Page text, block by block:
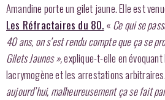
Amandine porte un gilet jaune. Elle est
Les Réfractaires du 80. « Ce qui se
40 ans, on s’est rendu compte que ça se
Gilets Jaunes »,explique-t-elle en
lacrymogène et les arrestations
aujourd’hui, malheureusement ça se fait